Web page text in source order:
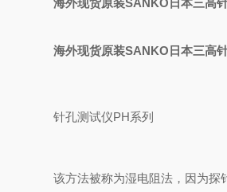
海外现货原装SANKO日本三高
海外现货原装SANKO日本三高
针孔测试仪PH系列
该方法被称为湿电阻法，因为探